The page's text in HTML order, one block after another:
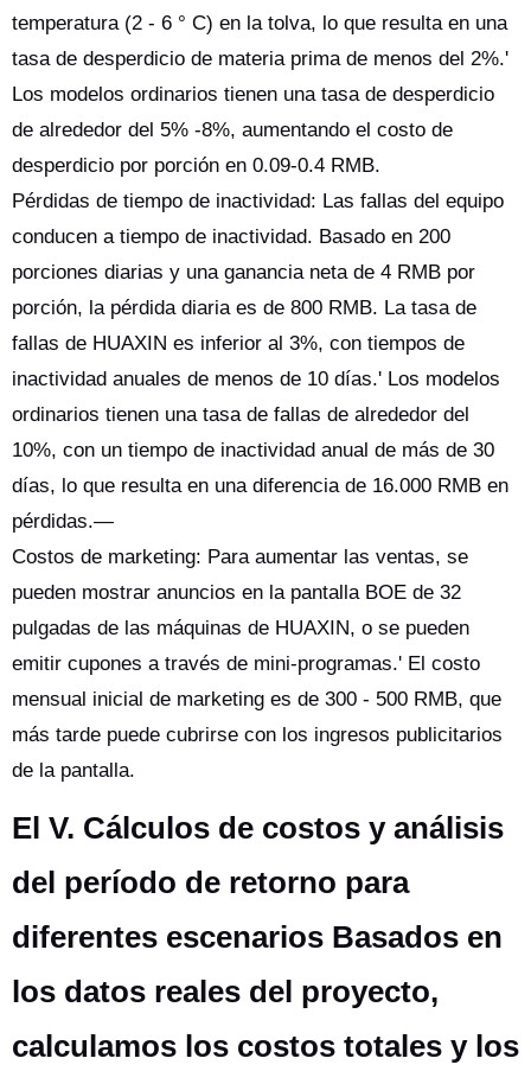
temperatura (2 - 6 ° C) en la tolva, lo que resulta en una
tasa de desperdicio de materia prima de menos del 2%.'
Los modelos ordinarios tienen una tasa de desperdicio
de alrededor del 5% -8%, aumentando el costo de
desperdicio por porción en 0.09-0.4 RMB.
Pérdidas de tiempo de inactividad: Las fallas del equipo
conducen a tiempo de inactividad. Basado en 200
porciones diarias y una ganancia neta de 4 RMB por
porción, la pérdida diaria es de 800 RMB. La tasa de
fallas de HUAXIN es inferior al 3%, con tiempos de
inactividad anuales de menos de 10 días.' Los modelos
ordinarios tienen una tasa de fallas de alrededor del
10%, con un tiempo de inactividad anual de más de 30
días, lo que resulta en una diferencia de 16.000 RMB en
pérdidas.—
Costos de marketing: Para aumentar las ventas, se
pueden mostrar anuncios en la pantalla BOE de 32
pulgadas de las máquinas de HUAXIN, o se pueden
emitir cupones a través de mini-programas.' El costo
mensual inicial de marketing es de 300 - 500 RMB, que
más tarde puede cubrirse con los ingresos publicitarios
de la pantalla.
El V. Cálculos de costos y análisis
del período de retorno para
diferentes escenarios Basados en
los datos reales del proyecto,
calculamos los costos totales y los